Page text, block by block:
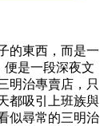
的東西，而是一
便是一段深夜文
明治專賣店，只
都吸引上班族與
似尋常的三明治